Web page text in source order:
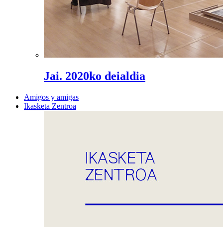
Jai. 2020ko deialdia
Amigos y amigas
Ikasketa Zentroa